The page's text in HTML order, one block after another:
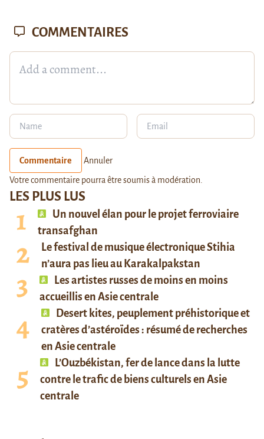
LES PLUS LUS
Un nouvel élan pour le projet ferroviaire
transafghan
Le festival de musique électronique Stihia
n’aura pas lieu au Karakalpakstan
Les artistes russes de moins en moins
accueillis en Asie centrale
Desert kites, peuplement préhistorique et
cratères d’astéroïdes : résumé de recherches
en Asie centrale
L’Ouzbékistan, fer de lance dans la lutte
contre le trafic de biens culturels en Asie
centrale
COMMENTAIRES
Commentaire Annuler
Votre commentaire pourra être soumis à modération.